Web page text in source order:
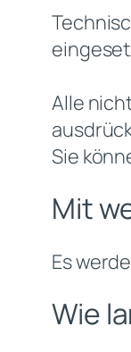
Alle
Sie
Mit
Es
Wie